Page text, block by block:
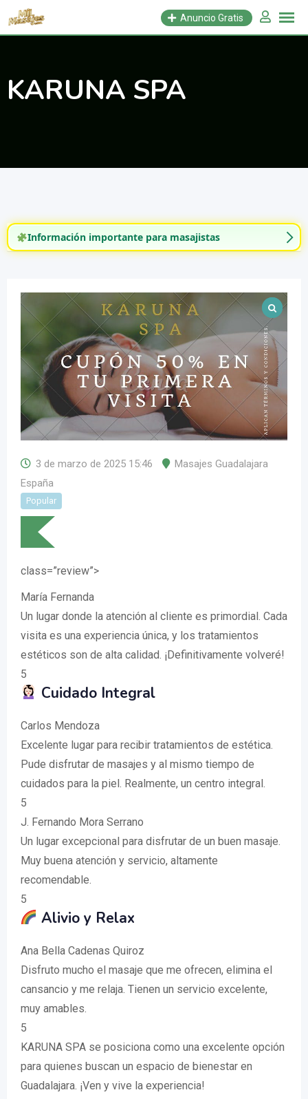
Saltar
Anuncio Gratis
KARUNA SPA
Información importante para masajistas
3 de marzo de 2025 15:46
Masajes Guadalajara
España
Popular
class=”review”>
María Fernanda
Un lugar donde la atención al cliente es primordial. Cada
visita es una experiencia única, y los tratamientos
estéticos son de alta calidad. ¡Definitivamente volveré!
5
Cuidado Integral
Carlos Mendoza
Excelente lugar para recibir tratamientos de estética.
Pude disfrutar de masajes y al mismo tiempo de
cuidados para la piel. Realmente, un centro integral.
5
J. Fernando Mora Serrano
Un lugar excepcional para disfrutar de un buen masaje.
Muy buena atención y servicio, altamente
recomendable.
5
Alivio y Relax
Ana Bella Cadenas Quiroz
Disfruto mucho el masaje que me ofrecen, elimina el
cansancio y me relaja. Tienen un servicio excelente,
muy amables.
5
KARUNA SPA se posiciona como una excelente opción
para quienes buscan un espacio de bienestar en
Guadalajara. ¡Ven y vive la experiencia!